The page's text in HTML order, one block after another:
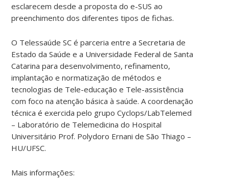
esclarecem desde a proposta do e-SUS ao
preenchimento dos diferentes tipos de fichas.
O Telessaúde SC é parceria entre a Secretaria de
Estado da Saúde e a Universidade Federal de Santa
Catarina para desenvolvimento, refinamento,
implantação e normatização de métodos e
tecnologias de Tele-educação e Tele-assistência
com foco na atenção básica à saúde. A coordenação
técnica é exercida pelo grupo Cyclops/LabTelemed
– Laboratório de Telemedicina do Hospital
Universitário Prof. Polydoro Ernani de São Thiago –
HU/UFSC.
Mais informações: